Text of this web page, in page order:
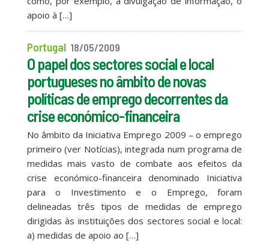
apoio à […]
Portugal 18/05/2009
O papel dos sectores social e local
portugueses no âmbito de novas
políticas de emprego decorrentes da
crise económico-financeira
No âmbito da Iniciativa Emprego 2009 – o emprego
primeiro (ver Notícias), integrada num programa de
medidas mais vasto de combate aos efeitos da
crise económico-financeira denominado Iniciativa
para o Investimento e o Emprego, foram
delineadas três tipos de medidas de emprego
dirigidas às instituições dos sectores social e local:
a) medidas de apoio ao […]